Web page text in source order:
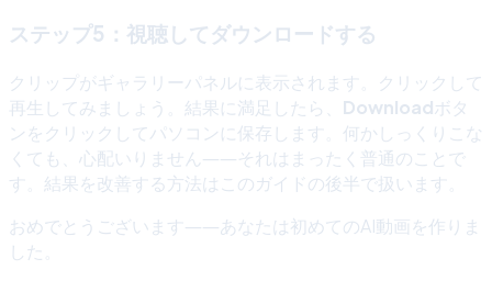
ステップ5：視聴してダウンロードする
クリップがギャラリーパネルに表示されます。クリックして
再生してみましょう。結果に満足したら、 Downloadボタ
ンをクリックしてパソコンに保存します。何かしっくりこな
くても、心配いりません――それはまったく普通のことで
す。結果を改善する方法はこのガイドの後半で扱います。
おめでとうございます――あなたは初めてのAI動画を作りま
した。